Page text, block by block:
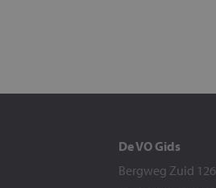
De VO Gids
Bergweg Zuid 126